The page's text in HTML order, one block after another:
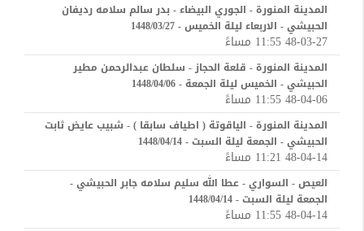
المدينة المنورة - الجوري البيضاء - بدر سالم سلامه رديفان
الحبيشي - الاربعاء ليلة الخميس - 1448/03/27
48-03-27 11:55 مساءً
المدينة المنورة - قلعة الحجاز - سلطان عبدالرحمن مطير
الحبيشي - الخميس ليلة الجمعة - 1448/04/06
48-04-06 11:55 مساءً
المدينة المنورة - الياقوتة ( اطياف سابقا ) - شبيب عايض ثابت
الحبيشي - الجمعة ليلة السبت - 1448/04/14
48-04-14 11:21 مساءً
العيص - السواري - عطا الله سليم سلامه جابر الحبيشي -
الجمعة ليلة السبت - 1448/04/14
48-04-14 11:55 مساءً